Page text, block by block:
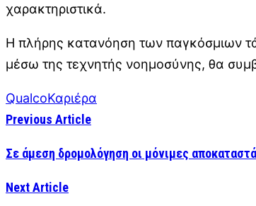
χαρακτηριστικά.
Η πλήρης κατανόηση των παγκόσμιων
μέσω της τεχνητής νοημοσύνης, θα
QualcoΚαριέρα
Previous Article
Σε άμεση δρομολόγηση οι μόνιμες
Next Article